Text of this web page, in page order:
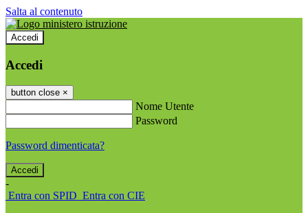
Salta al contenuto
Accedi
Accedi
button close ×
Nome Utente
Password
Password dimenticata?
-
Entra con SPID Entra con CIE